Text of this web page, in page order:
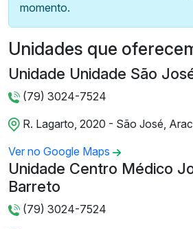
momento.
Unidades que
Unidade Unidade São
(79) 3024-7524
R. Lagarto, 2020 - São José,
Ver no Google Maps
Unidade Centro Médico
Barreto
(79) 3024-7524